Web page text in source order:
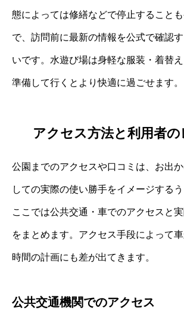
態によっては修繕などで停止すること
で、訪問前に最新の情報を公式で確認
いです。水遊び場は身軽な服装・着替
準備して行くとより快適に過ごせます。
アクセス方法と利用者
公園までのアクセスや口コミは、お出
しての実際の使い勝手をイメージするう
ここでは公共交通・車でのアクセスと
をまとめます。アクセス手段によって
時間の計画にも差が出てきます。
公共交通機関でのアクセス